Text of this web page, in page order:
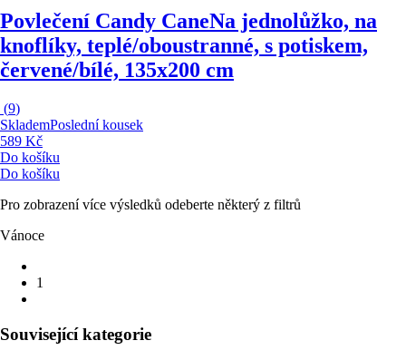
Povlečení Candy CaneNa jednolůžko, na
knoflíky, teplé/oboustranné, s potiskem,
červené/bílé, 135x200 cm
(9)
SklademPoslední kousek
589 Kč
Do košíku
Do košíku
Pro zobrazení více výsledků odeberte některý z filtrů
Vánoce
1
Související kategorie